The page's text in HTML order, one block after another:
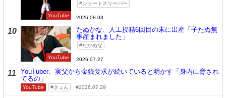
YouTube
ショートスリーパー
2026.08.03
10
YouTube
たぬかな、人工授精6回目の末に出産「子たぬ無
事産まれました」
たかぬな
2026.07.27
11
YouTuber、実父から金銭要求が続いていると明かす「身内に脅され
てるの」
YouTube きょん 2026.07.29